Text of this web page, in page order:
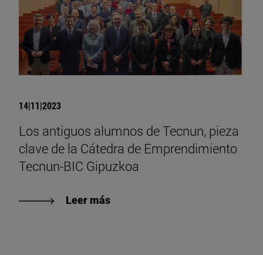
14|11|2023
Los antiguos alumnos de Tecnun, pieza
clave de la Cátedra de Emprendimiento
Tecnun-BIC Gipuzkoa
Leer más